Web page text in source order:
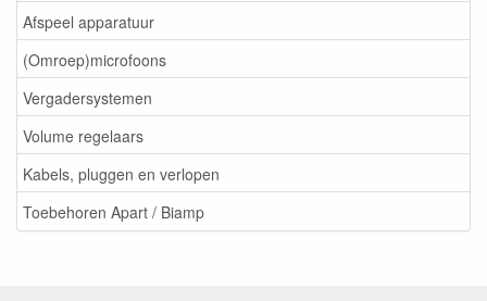
Afspeel apparatuur
(Omroep)microfoons
Vergadersystemen
Volume regelaars
Kabels, pluggen en verlopen
Toebehoren Apart / Biamp